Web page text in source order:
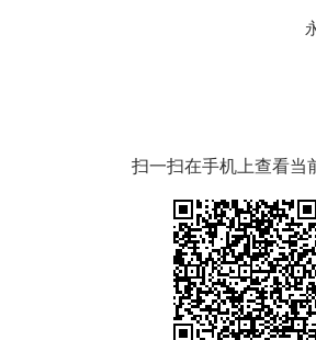
扫一扫在手机上查看当